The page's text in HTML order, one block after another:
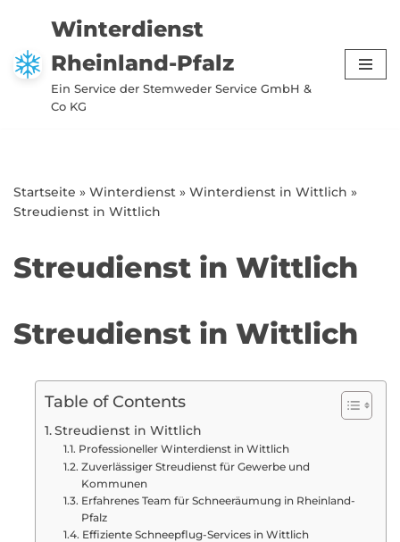
Zum
Inhalt
springen
Winterdienst
Rheinland-Pfalz
Ein Service der Stemweder Service GmbH &
Co KG
Startseite » Winterdienst » Winterdienst in Wittlich »
Streudienst in Wittlich
Streudienst in Wittlich
Streudienst in Wittlich
Table of Contents
Streudienst in Wittlich
Professioneller Winterdienst in Wittlich
Zuverlässiger Streudienst für Gewerbe und
Kommunen
Erfahrenes Team für Schneeräumung in Rheinland-
Pfalz
Effiziente Schneepflug-Services in Wittlich